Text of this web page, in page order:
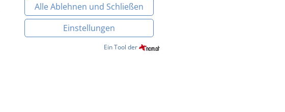
Alle Ablehnen und Schließen
Einstellungen
Ein Tool der